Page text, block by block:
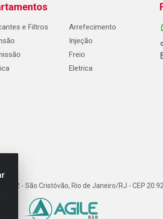
e Filtros
Arrefecimento
Injeção
Freio
Eletrica
42 - São Cristóvão, Rio de Janeiro/RJ - CEP